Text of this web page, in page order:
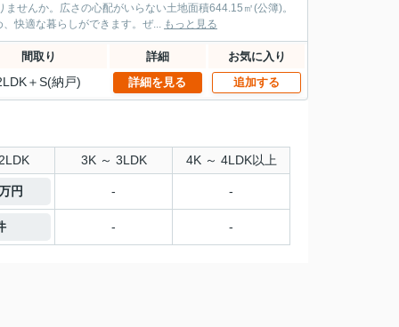
せんか。広さの心配がいらない土地面積644.15㎡(公簿)。
快適な暮らしができます。ぜ... もっと見る
間取り 詳細 お気に入り
＋S(納戸) 詳細を見る 追加する
3K ～ 3LDK 4K ～ 4LDK以上
円 - -
- -